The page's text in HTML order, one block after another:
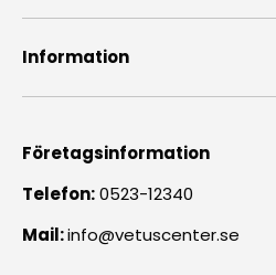
Information
Företagsinformation
Telefon:0523-12340
Mail:info@vetuscenter.se